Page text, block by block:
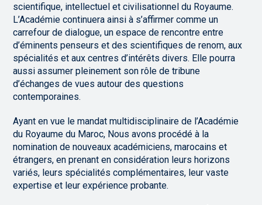
scientifique, intellectuel et civilisationnel du Royaume.
L’Académie continuera ainsi à s’affirmer comme un
carrefour de dialogue, un espace de rencontre entre
d’éminents penseurs et des scientifiques de renom, aux
spécialités et aux centres d’intérêts divers. Elle pourra
aussi assumer pleinement son rôle de tribune
d’échanges de vues autour des questions
contemporaines.
Ayant en vue le mandat multidisciplinaire de l’Académie
du Royaume du Maroc, Nous avons procédé à la
nomination de nouveaux académiciens, marocains et
étrangers, en prenant en considération leurs horizons
variés, leurs spécialités complémentaires, leur vaste
expertise et leur expérience probante.